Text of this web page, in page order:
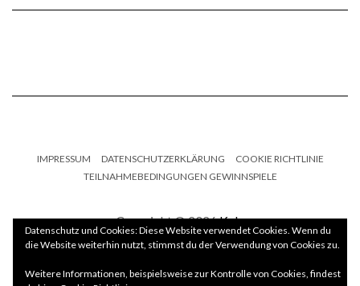
IMPRESSUM DATENSCHUTZERKLÄRUNG
COOKIE RICHTLINIE
TEILNAHMEBEDINGUNGEN GEWINNSPIELE
Copyright © 2026Kale
Kaleby LyraThemes.com.
Datenschutz und Cookies: Diese Website verwendet Cookies. Wenn du
die Website weiterhin nutzt, stimmst du der Verwendung von Cookies zu.
Weitere Informationen, beispielsweise zur Kontrolle von Cookies, findest